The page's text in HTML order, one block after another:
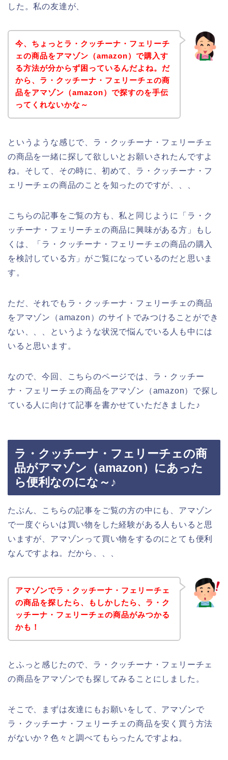
した。私の友達が、
今、ちょっとラ・クッチーナ・フェリーチ
ェの商品をアマゾン（amazon）で購入す
る方法が分からず困っているんだよね。だ
から、ラ・クッチーナ・フェリーチェの商
品をアマゾン（amazon）で探すのを手伝
ってくれないかな～
というような感じで、ラ・クッチーナ・フェリーチェ
の商品を一緒に探して欲しいとお願いされたんですよ
ね。そして、その時に、初めて、ラ・クッチーナ・フ
ェリーチェの商品のことを知ったのですが、、、
こちらの記事をご覧の方も、私と同じように「ラ・ク
ッチーナ・フェリーチェの商品に興味がある方」もし
くは、「ラ・クッチーナ・フェリーチェの商品の購入
を検討している方」がご覧になっているのだと思いま
す。
ただ、それでもラ・クッチーナ・フェリーチェの商品
をアマゾン（amazon）のサイトでみつけることができ
ない、、、というような状況で悩んでいる人も中には
いると思います。
なので、今回、こちらのページでは、ラ・クッチー
ナ・フェリーチェの商品をアマゾン（amazon）で探し
ている人に向けて記事を書かせていただきました♪
ラ・クッチーナ・フェリーチェの商
品がアマゾン（amazon）にあった
ら便利なのにな～♪
たぶん、こちらの記事をご覧の方の中にも、アマゾン
で一度ぐらいは買い物をした経験がある人もいると思
いますが、アマゾンって買い物をするのにとても便利
なんですよね。だから、、、
アマゾンでラ・クッチーナ・フェリーチェ
の商品を探したら、もしかしたら、ラ・ク
ッチーナ・フェリーチェの商品がみつかる
かも！
とふっと感じたので、ラ・クッチーナ・フェリーチェ
の商品をアマゾンでも探してみることにしました。
そこで、まずは友達にもお願いをして、アマゾンで
ラ・クッチーナ・フェリーチェの商品を安く買う方法
がないか？色々と調べてもらったんですよね。